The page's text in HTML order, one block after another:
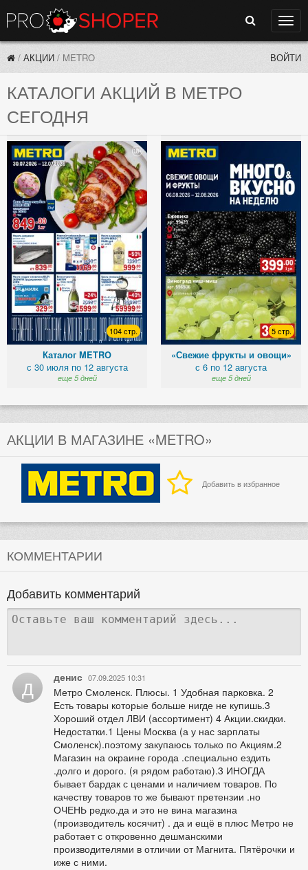
Поиск
/ АКЦИИ / METRO ВОЙТИ
КАТАЛОГИ АКЦИЙ В МЕТРО
СЕГОДНЯ
104 стр.
Каталог METRO
с 30 июля по 12 августа
еще 5 дней
5 стр.
«Свежие фрукты и овощи»
с 6 по 12 августа
еще 5 дней
АКЦИИ В МАГАЗИНЕ «METRO»
Добавить в избранное
КОММЕНТАРИИ
Добавить комментарий
Д денис 07.09.2025 10:31
Метро Смоленск. Плюсы. 1 Удобная парковка. 2
Есть товары которые больше нигде не купишь.3
Хороший отдел ЛВИ (ассортимент) 4 Акции.скидки.
Недостатки.1 Цены Москва (а у нас зарплаты
Смоленск).поэтому закупаюсь только по Акциям.2
Магазин на окраине города .специально ездить
.долго и дорого. (я рядом работаю).3 ИНОГДА
бывает бардак с ценами и наличием товаров. По
качеству товаров то же бывают претензии .но
ОЧЕНЬ редко.да и это не вина магазина
(производитель косячит) . да и ещё в плюс Метро не
работает с откровенно дешманскими
производителями в отличии от Магнита. Пятёрочки и
иже с ними.